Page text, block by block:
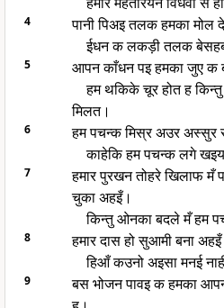
4
पानी पिअइ तलक हमका मोल
ईधन क लकड़ी तलक
5
आपन काँधन पइ हमका जुए क
हम थकिके चूर होत ह
मिलत।
6
हम पचन्क मिस्र अउर अस्सुर
काहेकि हम पचन्क लगे
7
हमार पुरखन तोहरे खिलाफ
चुका अहइँ।
किन्तु ओनका बदले मँ हम
8
हमार दास हो सुआमी बना
हिआँ कउनो अइसा मनई
9
बस भोजन पावइ क हमका